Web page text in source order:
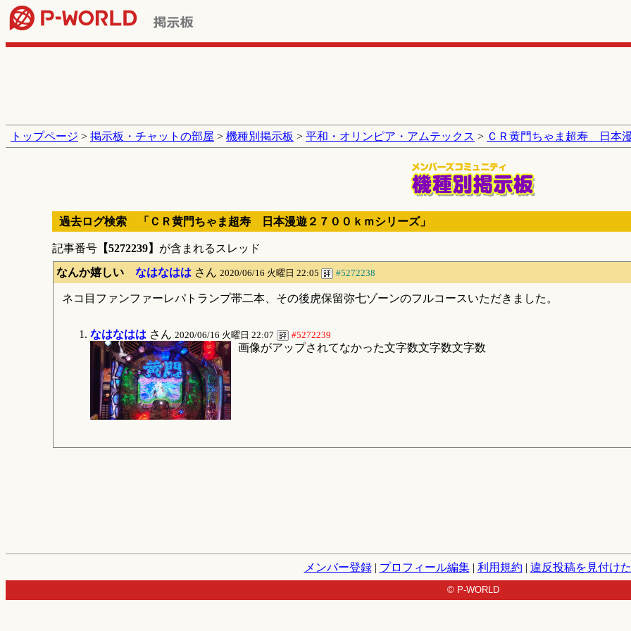
トップページ > 掲示板・チャットの部屋 > 機種別掲示板 > 平和・オリンピア・アムテックス > ＣＲ黄門ちゃま超寿 日本
過去ログ検索 「ＣＲ黄門ちゃま超寿 日本漫遊２７００ｋｍシリーズ」
記事番号 【5272239】 が含まれるスレッド
なんか嬉しい なはなはは さん 2020/06/16 火曜日 22:05 #5272238
ネコ目ファンファーレパトランプ帯二本、その後虎保留弥七ゾーンのフルコースいただきました。
なはなはは さん 2020/06/16 火曜日 22:07 #5272239
画像がアップされてなかった文字数文字数文字数
メンバー登録| プロフィール編集| 利用規約 | 違反投稿を見付け
© P-WORLD